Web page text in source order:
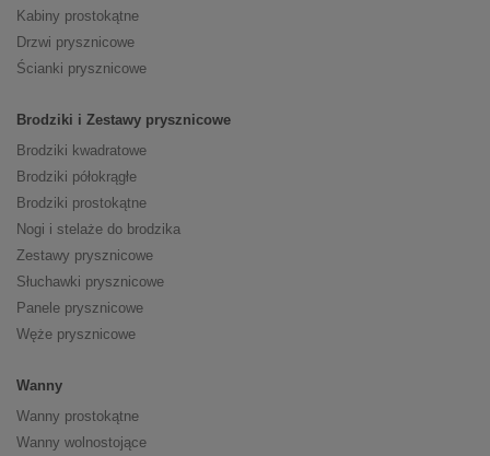
Kabiny prostokątne
Drzwi prysznicowe
Ścianki prysznicowe
Brodziki i Zestawy prysznicowe
Brodziki kwadratowe
Brodziki półokrągłe
Brodziki prostokątne
Nogi i stelaże do brodzika
Zestawy prysznicowe
Słuchawki prysznicowe
Panele prysznicowe
Węże prysznicowe
Wanny
Wanny prostokątne
Wanny wolnostojące